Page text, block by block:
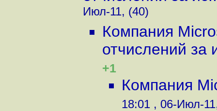
Июл-11, (40)
Компания
отчислений за
+1
Компания
18:01 , 06-Июл-